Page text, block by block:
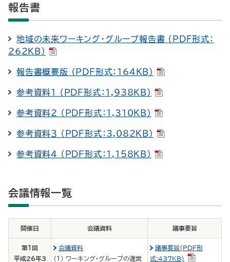
報告書
地域の未来ワーキング・グループ報告書 （PDF形式：
262KB）
報告書概要版 （PDF形式：164KB）
参考資料１ （PDF形式：1,938KB）
参考資料２ （PDF形式：1,310KB）
参考資料３ （PDF形式：3,082KB）
参考資料４ （PDF形式：1,158KB）
会議情報一覧
開催日 会議資料 議事要旨
第１回
平成26年3
会議資料
（１） ワーキング・グループの運営
議事要旨(PDF形
式:437KB)